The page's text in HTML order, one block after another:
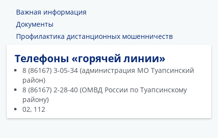
Государственный и муниципальный контроль
Муниципальное имущество
Публичные слушания и общественные обсуждения
Документы
Важная информация
Документы
Профилактика дистанционных мошенничеств
Телефоны «горячей линии»
8 (86167) 3-05-34 (администрация МО Туапсинский
район)
8 (86167) 2-28-40 (ОМВД России по Туапсинскому
району)
02, 112